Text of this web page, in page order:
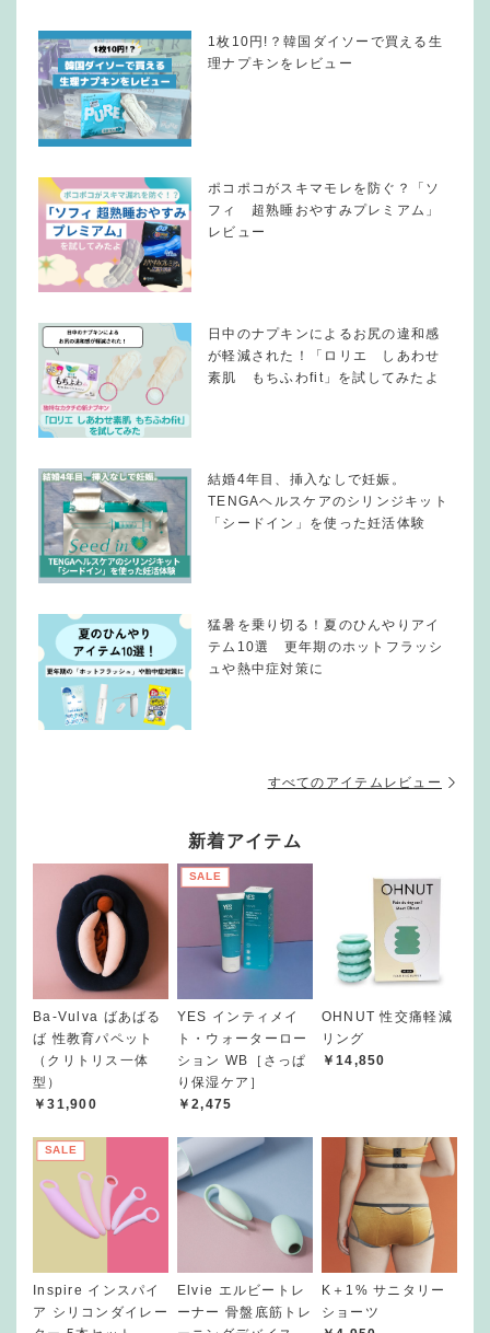
1枚10円!？韓国ダイソーで買える生
理ナプキンをレビュー
ポコポコがスキマモレを防ぐ？「ソ
フィ 超熟睡おやすみプレミアム」
レビュー
日中のナプキンによるお尻の違和感
が軽減された！「ロリエ しあわせ
素肌 もちふわfit」を試してみたよ
結婚4年目、挿入なしで妊娠。
TENGAヘルスケアのシリンジキット
「シードイン」を使った妊活体験
猛暑を乗り切る！夏のひんやりアイ
テム10選 更年期のホットフラッシ
ュや熱中症対策に
すべてのアイテムレビュー
新着アイテム
Ba-Vulva ばあばる
ば 性教育パペット
（クリトリス一体
型）
￥31,900
SALE
YES インティメイ
ト・ウォーターロー
ション WB［さっぱ
り保湿ケア］
￥2,475
OHNUT 性交痛軽減
リング
￥14,850
SALE
Inspire インスパイ
ア シリコンダイレー
Elvie エルビートレ
ーナー 骨盤底筋トレ
K＋1% サニタリー
ショーツ